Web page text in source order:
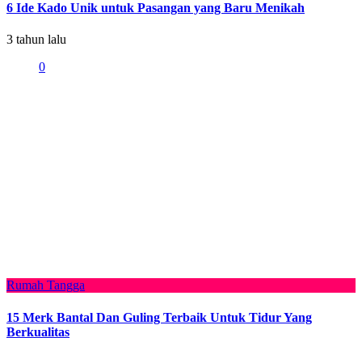
6 Ide Kado Unik untuk Pasangan yang Baru Menikah
3 tahun lalu
0
Rumah Tangga
15 Merk Bantal Dan Guling Terbaik Untuk Tidur Yang
Berkualitas